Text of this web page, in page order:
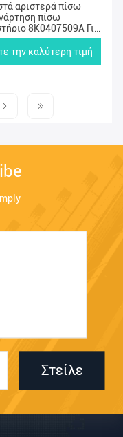
αριστερά πίσω
πίσω
8K0407509A Για
8TA
την καλύτερη τιμή
Στείλε